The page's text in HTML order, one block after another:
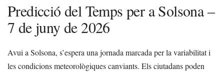
Predicció del Temps per a Solsona –
7 de juny de 2026
Avui a Solsona, s’espera una jornada marcada per la variabilitat i
les condicions meteorològiques canviants. Els ciutadans poden